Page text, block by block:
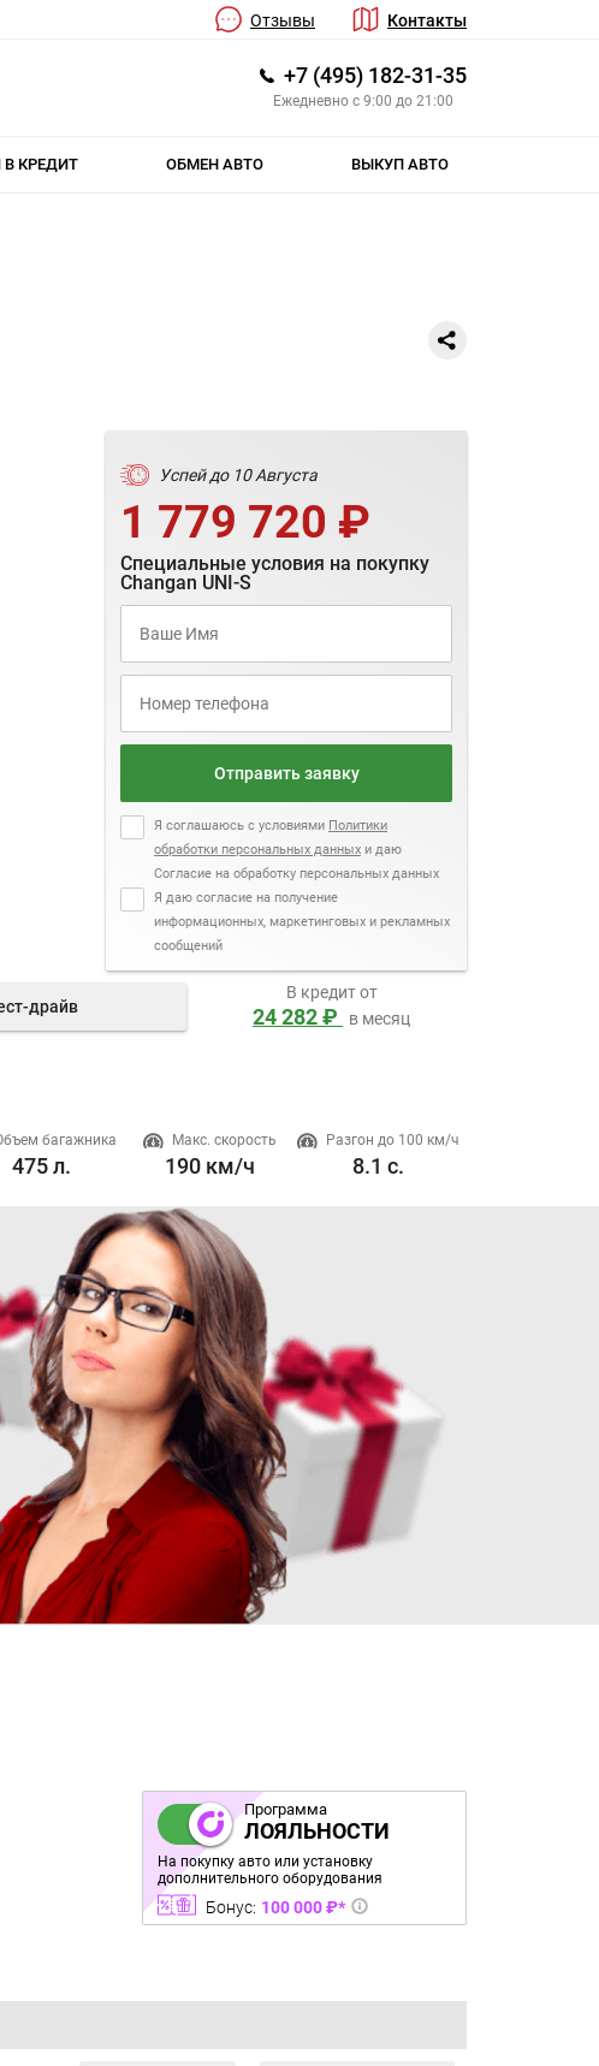
Отзывы Контакты
+7 (495) 182-31-35
Ежедневно с 9:00 до 21:00
В КРЕДИТ ОБМЕН АВТО ВЫКУП АВТО
Успей до 10 Августа
1 779 720 ₽
Специальные условия на покупку
Changan UNI-S
Отправить заявку
Я соглашаюсь с условиями Политики
обработки персональных данных и даю
Согласие на обработку персональных данных
Я даю согласие на получение
информационных, маркетинговых и рекламных
сообщений
драйв
В кредит от
24 282 ₽ в месяц
багажника
475 л.
Макс. скорость
190 км/ч
Разгон до 100 км/ч
8.1 с.
Программа
ЛОЯЛЬНОСТИ
На покупку авто или установку
дополнительного оборудования
Бонус: 100 000 ₽*